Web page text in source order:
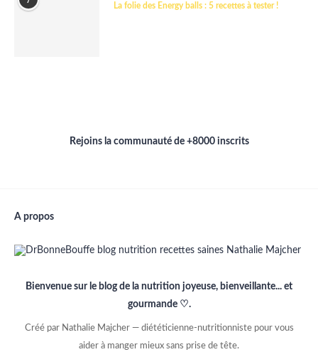
La folie des Energy balls : 5 recettes à tester !
Rejoins la communauté de +8000 inscrits
A propos
Bienvenue sur le blog de la nutrition joyeuse, bienveillante... et
gourmande ♡.
Créé par Nathalie Majcher — diététicienne-nutritionniste pour vous
aider à manger mieux sans prise de tête.